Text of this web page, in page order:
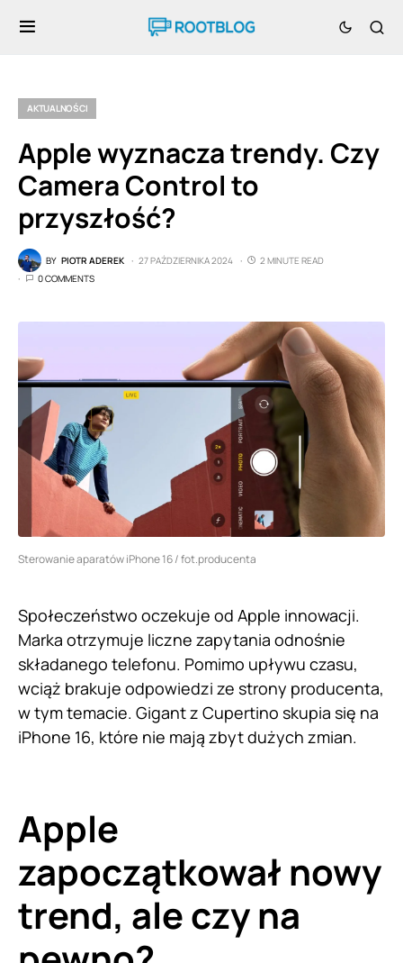
AKTUALNOŚCI
Apple wyznacza trendy. Czy
Camera Control to
przyszłość?
BY PIOTR ADEREK 27 PAŹDZIERNIKA 2024
2 MINUTE READ
0 COMMENTS
Sterowanie aparatów iPhone 16 / fot.producenta
Społeczeństwo oczekuje od Apple innowacji.
Marka otrzymuje liczne zapytania odnośnie
składanego telefonu. Pomimo upływu czasu,
wciąż brakuje odpowiedzi ze strony producenta,
w tym temacie. Gigant z Cupertino skupia się na
iPhone 16, które nie mają zbyt dużych zmian.
Apple
zapoczątkował nowy
trend, ale czy na